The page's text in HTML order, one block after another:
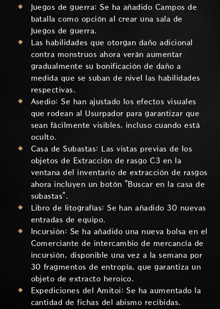
Juegos de guerra: Se ha añadido Campos de
batalla como opción al crear una sala de
Juegos de guerra.
Las habilidades que otorgan daño adicional
contra monstruos ahora verán aumentar
gradualmente su bonificación de daño a
medida que se suban de nivel las habilidades
respectivas.
Asedio: Se han ajustado los efectos visuales
que rodean al Usurpador para garantizar que
sean fácilmente visibles, incluso cuando está
oculto.
Casa de Subastas: Las vistas previas de los
objetos de Extracción de rasgo C3 en la
ventana del inventario de extracción de rasgos
ahora incluyen un botón "Buscar en la casa de
subastas".
Libro de litografías: Se han añadido 30 nuevas
entradas de equipo.
Incursión: Se ha añadido una nueva bolsa en el
Comerciante de intercambio de mercancía de
incursión, disponible una vez a la semana por
30 fragmentos de entropía, que garantiza un
objeto de extracto heroico.
Expediciones del Amitoi: Se ha aumentado la
cantidad de fichas del abismo recibidas.